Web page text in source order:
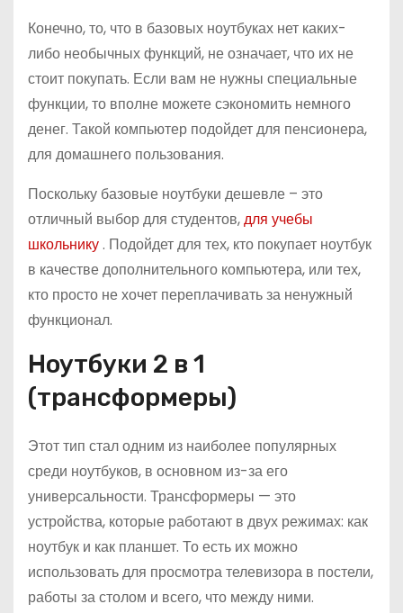
Конечно, то, что в базовых ноутбуках нет каких-
либо необычных функций, не означает, что их не
стоит покупать. Если вам не нужны специальные
функции, то вполне можете сэкономить немного
денег. Такой компьютер подойдет для пенсионера,
для домашнего пользования.
Поскольку базовые ноутбуки дешевле – это
отличный выбор для студентов,для учебы
школьнику. Подойдет для тех, кто покупает ноутбук
в качестве дополнительного компьютера, или тех,
кто просто не хочет переплачивать за ненужный
функционал.
Ноутбуки 2 в 1
(трансформеры)
Этот тип стал одним из наиболее популярных
среди ноутбуков, в основном из-за его
универсальности. Трансформеры — это
устройства, которые работают в двух режимах: как
ноутбук и как планшет. То есть их можно
использовать для просмотра телевизора в постели,
работы за столом и всего, что между ними.